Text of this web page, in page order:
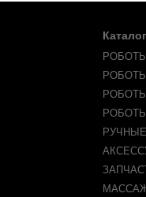
Каталог